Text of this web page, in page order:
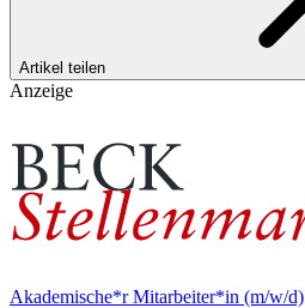
Artikel teilen
Anzeige
Akademische*r Mitarbeiter*in (m/w/d)